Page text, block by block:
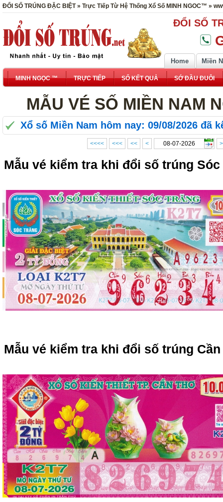
ĐỔI SỐ TRÚNG ĐẶC BIỆT » Trực Tiếp Từ Hệ Thống Xổ Số MINH NGOC™ »
ĐỔI SỐ
Home Miền
MINH NGỌC ™ TRỰC TIẾP SỔ KẾT QUẢ SỚ ĐẦU ĐUÔI
MẪU VÉ SỐ MIỀN NAM
Xổ số Miền Nam hôm nay: 09/08/2026 đã
<<<< <<< << < >
Mẫu vé kiểm tra khi đổi số trúng Sóc
Mẫu vé kiểm tra khi đổi số trúng